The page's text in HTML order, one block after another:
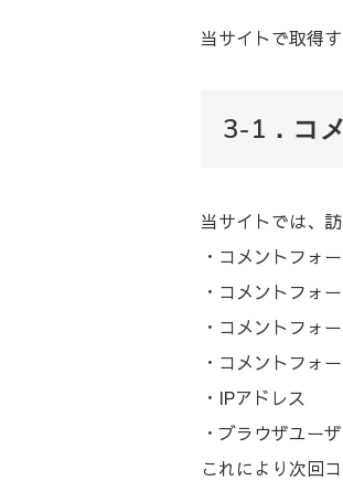
当サイトで取得
3-1．コ
当サイトでは、
・コメントフォ
・コメントフォ
・コメントフォ
・コメントフォ
・IPアドレス
・ブラウザユー
これにより次回